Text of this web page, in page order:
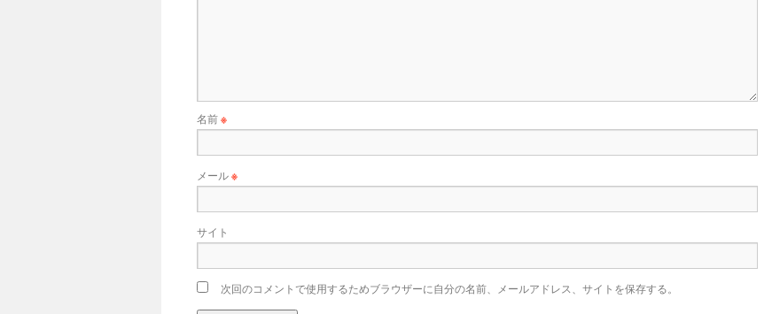
名前※
メール※
サイト
次回のコメントで使用するためブラウザーに自分の名前、メールアドレス、サイトを保存する。